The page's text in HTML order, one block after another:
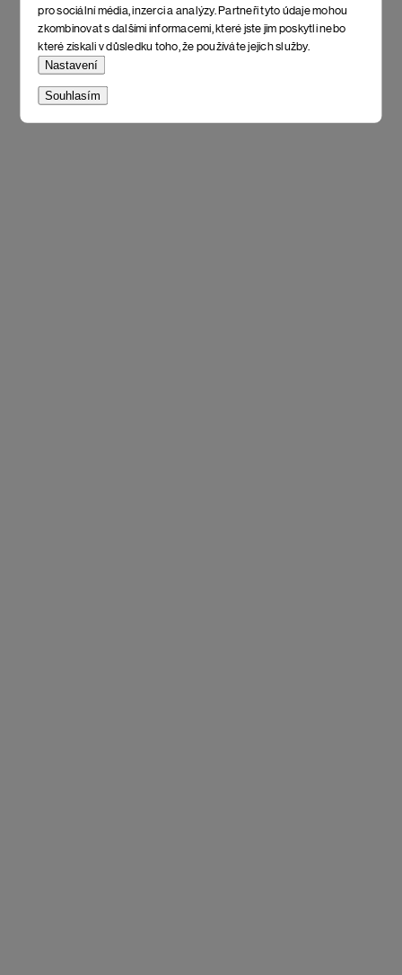
pro sociální média, inzerci a analýzy. Partneři tyto údaje mohou
zkombinovat s dalšími informacemi, které jste jim poskytli nebo
které získali v důsledku toho, že používáte jejich služby.
Nastavení
Souhlasím